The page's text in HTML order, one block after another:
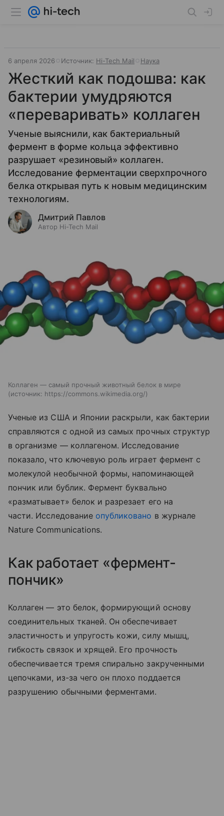
6 апреля 2026 Источник: Hi-Tech Mail Наука
Жесткий как подошва: как
бактерии умудряются
«переваривать» коллаген
Ученые выяснили, как бактериальный
фермент в форме кольца эффективно
разрушает «резиновый» коллаген.
Исследование ферментации сверхпрочного
белка открывая путь к новым медицинским
технологиям.
Дмитрий Павлов
Автор Hi-Tech Mail
Коллаген — самый прочный животный белок в мире
источник: https://commons.wikimedia.org/
Ученые из США и Японии раскрыли, как бактерии
справляются с одной из самых прочных структур
в организме — коллагеном. Исследование
показало, что ключевую роль играет фермент с
молекулой необычной формы, напоминающей
пончик или бублик. Фермент буквально
«разматывает» белок и разрезает его на
части. Исследование опубликовано в журнале
Nature Communications.
Как работает «фермент-
пончик»
Коллаген — это белок, формирующий основу
соединительных тканей. Он обеспечивает
эластичность и упругость кожи, силу мышц,
гибкость связок и хрящей. Его прочность
обеспечивается тремя спирально закрученными
цепочками, из-за чего он плохо поддается
разрушению обычными ферментами.